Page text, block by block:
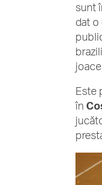
sunt
dat o
Este
în